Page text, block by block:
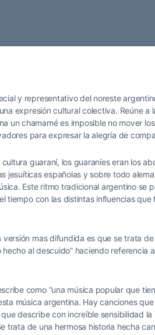
y representativo del noreste
expresión cultural colectiva. Reúne a
un chamamé es imposible no mover
para expresar la alegría de
guaraní, los guaraníes eran los
jesuíticas españolas y sobre todo
Este ritmo tradicional argentino se
tiempo con las distintas influencias
versión mas difundida es que se trata
al descuido” haciendo referencia
como “una música popular que
música argentina. Hay canciones
describe con increíble sensibilidad
trata de una hermosa historia hecha